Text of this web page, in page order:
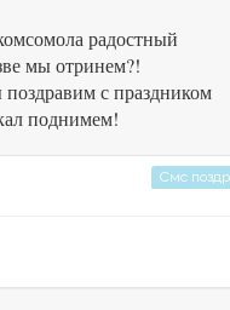
радостный
мы отринем?!
с праздником
поднимем!
Смс